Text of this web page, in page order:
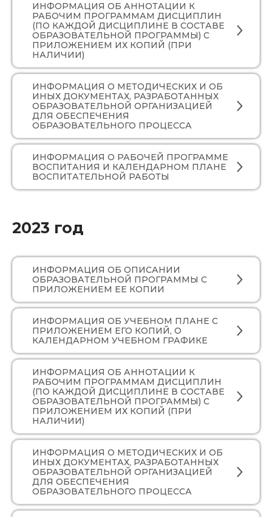
ИНФОРМАЦИЯ ОБ АННОТАЦИИ К
РАБОЧИМ ПРОГРАММАМ ДИСЦИПЛИН
(ПО КАЖДОЙ ДИСЦИПЛИНЕ В СОСТАВЕ
ОБРАЗОВАТЕЛЬНОЙ ПРОГРАММЫ) С
ПРИЛОЖЕНИЕМ ИХ КОПИЙ (ПРИ
НАЛИЧИИ)
ИНФОРМАЦИЯ О МЕТОДИЧЕСКИХ И ОБ
ИНЫХ ДОКУМЕНТАХ, РАЗРАБОТАННЫХ
ОБРАЗОВАТЕЛЬНОЙ ОРГАНИЗАЦИЕЙ
ДЛЯ ОБЕСПЕЧЕНИЯ
ОБРАЗОВАТЕЛЬНОГО ПРОЦЕССА
ИНФОРМАЦИЯ О РАБОЧЕЙ ПРОГРАММЕ
ВОСПИТАНИЯ И КАЛЕНДАРНОМ ПЛАНЕ
ВОСПИТАТЕЛЬНОЙ РАБОТЫ
2023 год
ИНФОРМАЦИЯ ОБ ОПИСАНИИ
ОБРАЗОВАТЕЛЬНОЙ ПРОГРАММЫ С
ПРИЛОЖЕНИЕМ ЕЕ КОПИИ
ИНФОРМАЦИЯ ОБ УЧЕБНОМ ПЛАНЕ С
ПРИЛОЖЕНИЕМ ЕГО КОПИЙ, О
КАЛЕНДАРНОМ УЧЕБНОМ ГРАФИКЕ
ИНФОРМАЦИЯ ОБ АННОТАЦИИ К
РАБОЧИМ ПРОГРАММАМ ДИСЦИПЛИН
(ПО КАЖДОЙ ДИСЦИПЛИНЕ В СОСТАВЕ
ОБРАЗОВАТЕЛЬНОЙ ПРОГРАММЫ) С
ПРИЛОЖЕНИЕМ ИХ КОПИЙ (ПРИ
НАЛИЧИИ)
ИНФОРМАЦИЯ О МЕТОДИЧЕСКИХ И ОБ
ИНЫХ ДОКУМЕНТАХ, РАЗРАБОТАННЫХ
ОБРАЗОВАТЕЛЬНОЙ ОРГАНИЗАЦИЕЙ
ДЛЯ ОБЕСПЕЧЕНИЯ
ОБРАЗОВАТЕЛЬНОГО ПРОЦЕССА